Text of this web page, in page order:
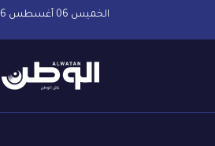
الخميس 06 أغسطس 2026